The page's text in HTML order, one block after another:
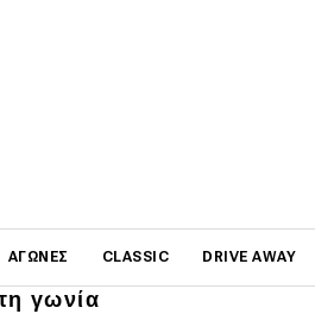
ΑΓΏΝΕΣ CLASSIC DRIVE AWAY
έναν
από το
γωνία